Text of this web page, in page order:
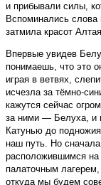
и прибывали силы,
Вспоминались слова
затмила красот
Впервые увидев
понимаешь, что это
играя в ветвях,
исчезла за тёмно-
кажутся сейчас
за ними — Белуха, и
Катунью до
наш путь. Но
расположившимся на
палаточным
откуда мы будем